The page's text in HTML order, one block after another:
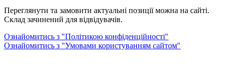
Переглянути та замовити актуальні позиції можна на сайті.
Склад зачинений для відвідувачів.
Ознайомитись з "Політикою конфіденційності"
Ознайомитись з "Умовами користуванням сайтом"